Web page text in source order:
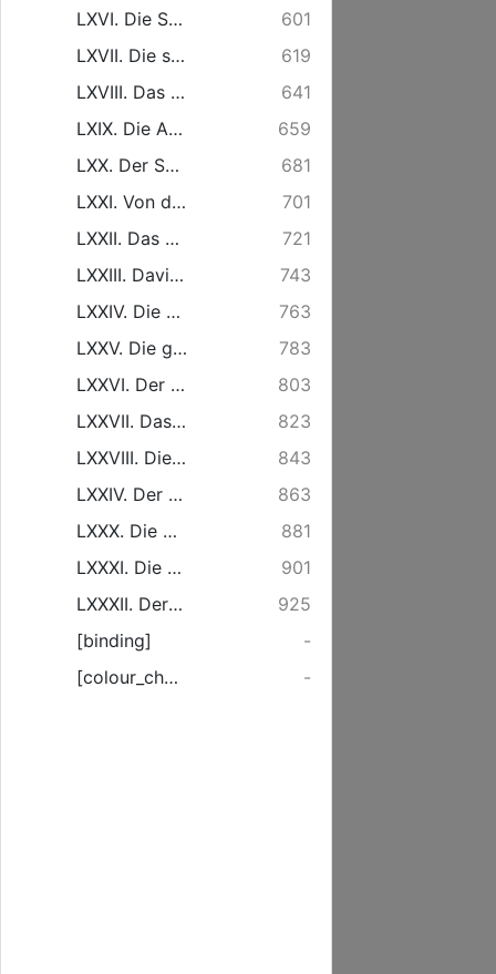
LXVI. Die Seltenheit der Danckbahren, unter der Menge derer, Die von Gott gleicher Wohlthaten gewürdiget werden. Am 13. Sonnt. nach Trinitatis.
601
LXVII. Die schädlichen Würckungen der Nahrungssorgen. Am 15. Sonnt. nach Trinitatis.
619
LXVIII. Das gegen die Thränen der Wittwen empfindliche Hertz Gottes. Am 16. Sonnt. nach Trinitatis.
641
LXIX. Die Achtung für die Kinder um ihrer Engel Willen. Am Michaelis-Feste.
659
LXX. Der Sabbath, geheiligt durch Wercke der Liebe. Am 17. Sonnt. nach Trinitatis.
681
LXXI. Von der Ehre vor der Welt. Am 17. Sonnt. nach Trinitatis. Die andere Predigt.
701
LXXII. Das Gebot von der Liebe Gottes und des Nächsten, als das grösseste im Gesetz. Am 18. Sonnt. nach Trinitatis. Die erste Predigt.
721
LXXIII. Davids Sohn und Davids Herr, vereinigt in der einen Person Christi. Am 18. Sonnt. nach Trinitatis. Die andere Predigt.
743
LXXIV. Die Macht des Menschensohnes, Sünde zu vergeben. Am 19. Sonnt. nach Trinitatis.
763
LXXV. Die geringe Anzahl der zur Seligkeit Auserwählten bey der Menge der zur Seligkeit Berufenen. Am 20. Sonnt. nach Trinitatis.
783
LXXVI. Der Wachsthum im Glauben unter den Prüfungen desselben. Am 21. Sonnt. nach Trinitatis.
803
LXXVII. Das unbarmhertzige aber auch gerechte Gericht über die Unversöhnlichen. Am 22. Sonnt. nach Trinitatis.
823
LXXVIII. Die Bürgerpflichten und die Pflichten der Religion, nach ihrer genauen Verbindung mit einander. Am 23. Sonnt. nach Trinitatis.
843
LXXIV. Der Tod der Christen, ein wahrer Schlaf. Am 24. Sonnt. nach Trinitatis.
863
LXXX. Die gnädige Vorsorge des Höchsten für seine Auserwählten bey den Strafgerichten über ihr Volck. Am 25. Sonnt. nach Trinitatis.
881
LXXXI. Die Völcker der Welt, versammlet am Ende der Tage vor dem Richterstuhl des Menschen Sohnes, zu empfangen ihr Urtheil. Am 26. Sonnt. nach Trinitatis.
901
LXXXII. Der Christ, in beständige Bereitschaft zu der letzten Zukunft Jesu Christi. Am 27. Sonnt. nach Trinitatis.
925
[binding]
-
[colour_checker]
-